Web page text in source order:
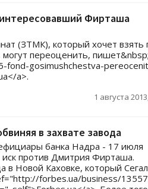
Фирташа
(ЗТМК), который хочет взять
переоценить,
gosimushchestva-
a>.
1 августа
в захвате завода
банка Надра - 17 июля
против Дмитрия Фирташа.
в Новой Каховке, который
forbes.ua/business/